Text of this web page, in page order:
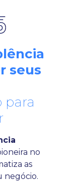
no
as
negócio.
seus
para